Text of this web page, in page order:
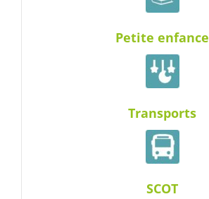
Petite enfance
Transports
SCOT